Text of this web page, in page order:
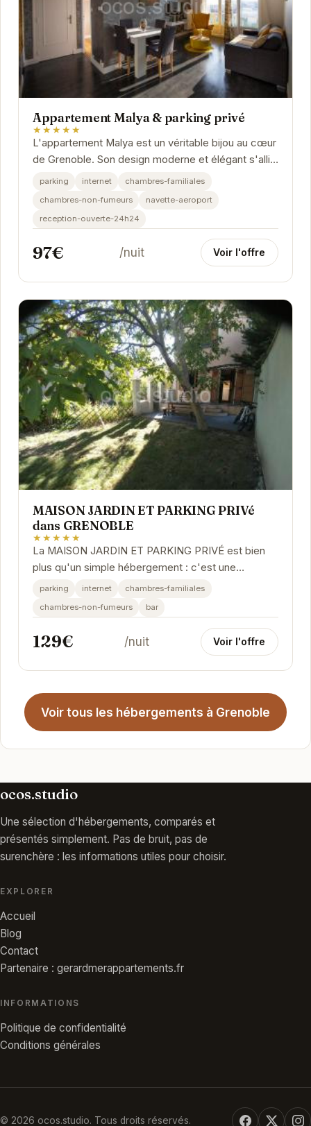
Appartement Malya & parking privé
★★★★★
L'appartement Malya est un véritable bijou au cœur
de Grenoble. Son design moderne et élégant s'allie
parfaitement avec le confort et la...
parking internet
chambres-familiales
chambres-non-fumeurs
navette-aeroport
reception-ouverte-24h24
97€ /nuit Voir l'offre
MAISON JARDIN ET PARKING PRIVé
dans GRENOBLE
★★★★★
La MAISON JARDIN ET PARKING PRIVÉ est bien
plus qu'un simple hébergement : c'est une
expérience. Le jardin privé offre un espace de
parking internet
chambres-familiales
chambres-non-fumeurs
bar
129€ /nuit Voir l'offre
Voir tous les hébergements à Grenoble
ocos.studio
Une sélection d'hébergements, comparés et
présentés simplement. Pas de bruit, pas de
surenchère : les informations utiles pour choisir.
EXPLORER
Accueil
Blog
Contact
Partenaire : gerardmerappartements.fr
INFORMATIONS
Politique de confidentialité
Conditions générales
© 2026 ocos.studio. Tous droits réservés.